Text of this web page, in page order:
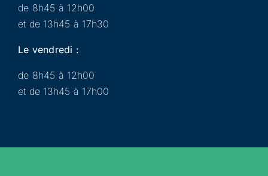
de 8h45 à 12h00
et de 13h45 à 17h30
Le vendredi :
de 8h45 à 12h00
et de 13h45 à 17h00